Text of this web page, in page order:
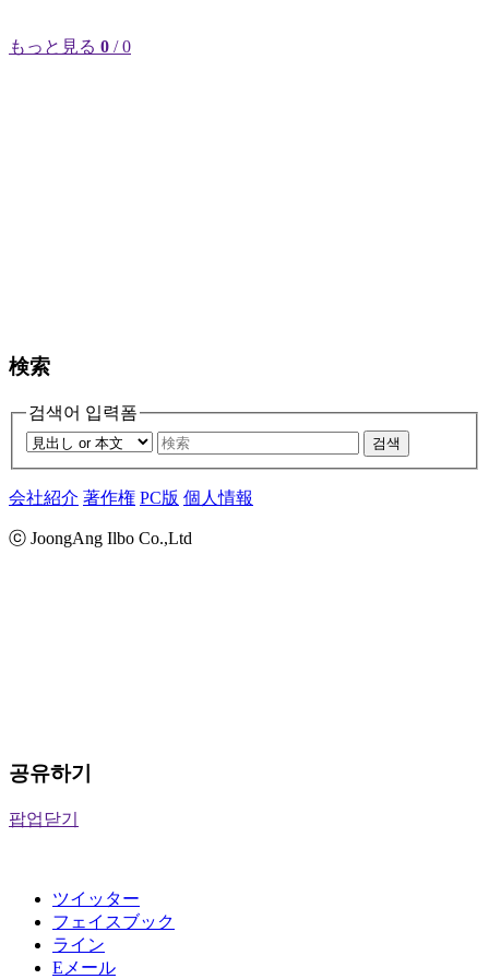
もっと見る 0 / 0
検索
검색어 입력폼
검색
会社紹介 著作権 PC版 個人情報
ⓒ JoongAng Ilbo Co.,Ltd
공유하기
팝업닫기
ツイッター
フェイスブック
ライン
Eメール